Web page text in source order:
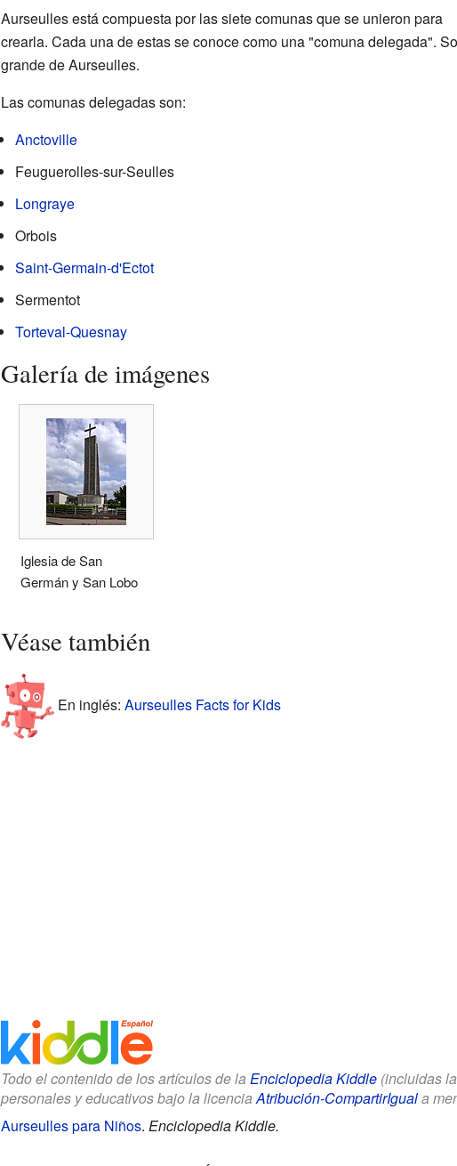
Aurseulles está compuesta por las siete comunas que se unieron para
crearla. Cada una de estas se conoce como una "comuna delegada".
grande de Aurseulles.
Las comunas delegadas son:
Anctoville
Feuguerolles-sur-Seulles
Longraye
Orbois
Saint-Germain-d'Ectot
Sermentot
Torteval-Quesnay
Galería de imágenes
Iglesia de San
Germán y San Lobo
Véase también
En inglés: Aurseulles Facts for Kids
Todo el contenido de los artículos de la Enciclopedia Kiddle(incluidas
personales y educativos bajo la licencia Atribución-CompartirIguala
Aurseulles para Niños. Enciclopedia Kiddle.